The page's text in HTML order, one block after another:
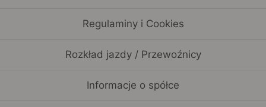
Regulaminy i Cookies
Rozkład jazdy / Przewoźnicy
Informacje o spółce